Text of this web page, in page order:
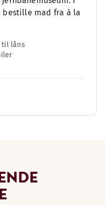
bestille mad fra à la
til låns